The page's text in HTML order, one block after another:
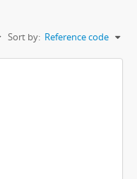
Sort by: Reference code